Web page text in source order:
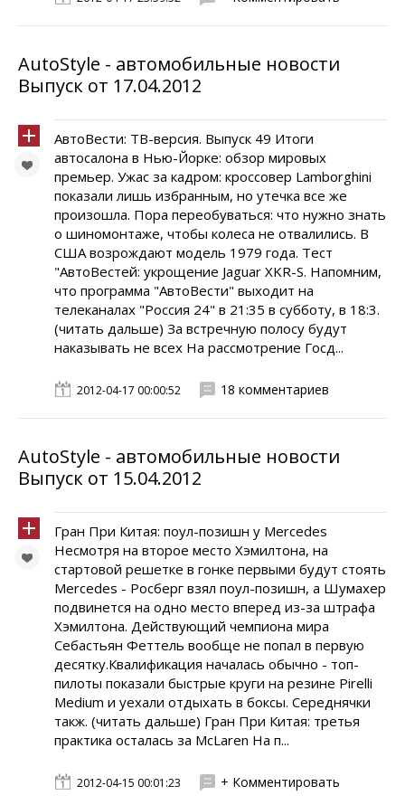
AutoStyle - автомобильные новости
Выпуск от 17.04.2012
АвтоВести: ТВ-версия. Выпуск 49 Итоги
автосалона в Нью-Йорке: обзор мировых
премьер. Ужас за кадром: кроссовер Lamborghini
показали лишь избранным, но утечка все же
произошла. Пора переобуваться: что нужно знать
о шиномонтаже, чтобы колеса не отвалились. В
США возрождают модель 1979 года. Тест
"АвтоВестей: укрощение Jaguar XKR-S. Напомним,
что программа "АвтоВести" выходит на
телеканалах "Россия 24" в 21:35 в субботу, в 18:3.
(читать дальше) За встречную полосу будут
наказывать не всех На рассмотрение Госд...
2012-04-17 00:00:52 18 комментариев
AutoStyle - автомобильные новости
Выпуск от 15.04.2012
Гран При Китая: поул-позишн у Mercedes
Несмотря на второе место Хэмилтона, на
стартовой решетке в гонке первыми будут стоять
Mercedes - Росберг взял поул-позишн, а Шумахер
подвинется на одно место вперед из-за штрафа
Хэмилтона. Действующий чемпиона мира
Себастьян Феттель вообще не попал в первую
десятку.Квалификация началась обычно - топ-
пилоты показали быстрые круги на резине Pirelli
Medium и уехали отдыхать в боксы. Середнячки
такж. (читать дальше) Гран При Китая: третья
практика осталась за McLaren На п...
2012-04-15 00:01:23 + Комментировать